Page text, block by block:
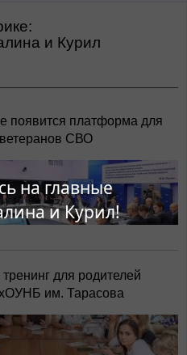
на главные
и Курил!
и Курил
появится платформа для
ветеранов СВО
для родителей
им. Тарасова